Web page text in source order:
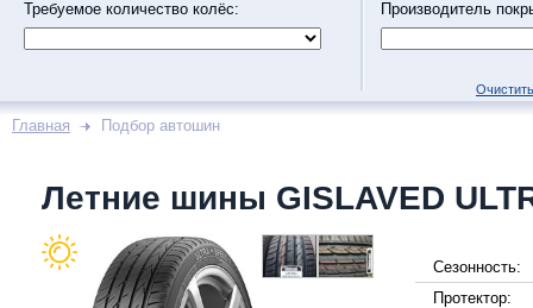
Требуемое количество колёс: Производитель
Главная Подбор автошин
Летние шины GISLAVED
Сезонность:
Протектор: